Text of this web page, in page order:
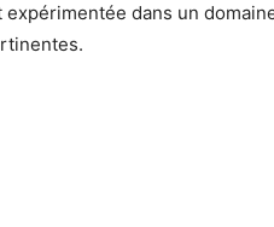
expérimentée dans un